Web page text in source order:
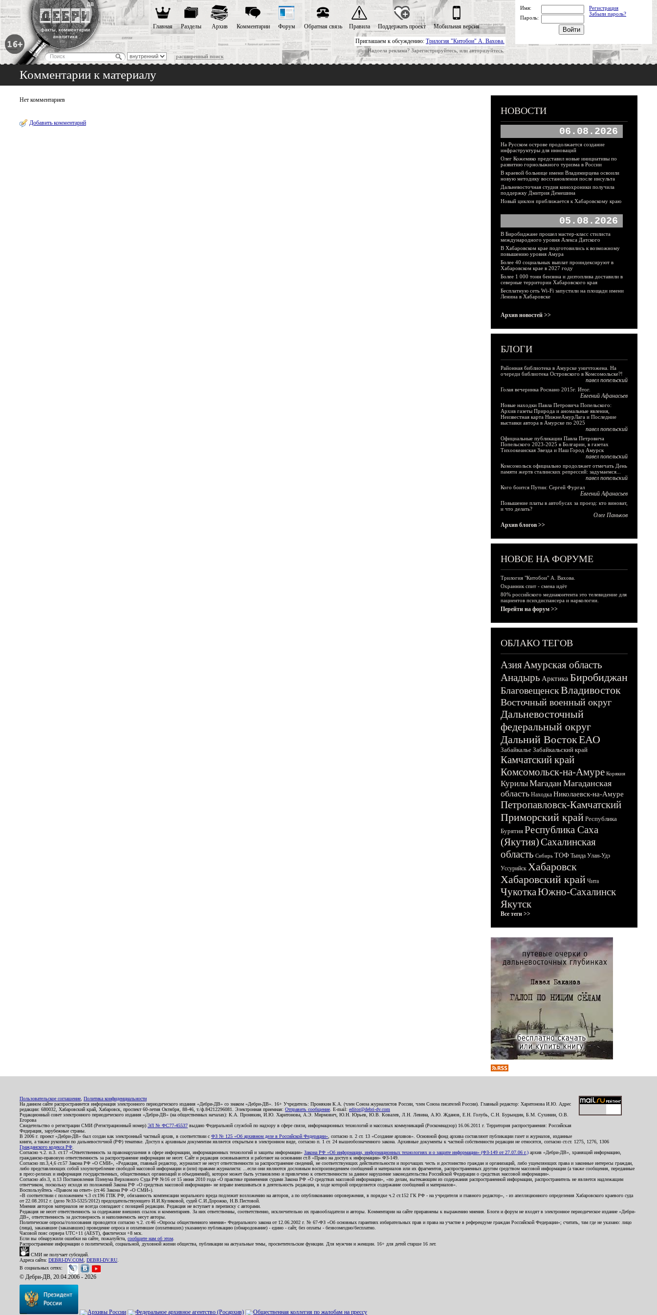
Приглашаем к обсуждению: Трилогия "Китобои" А. Вахова.
Надоела реклама? Зарегистрируйтесь, или авторизуйтесь.
расширенный поиск
Главная Разделы Архив Комментарии Форум Обратная связь Правила Поддержать проект Мобильная версия
Имя:
Регистрация
Забыли пароль?
Пароль:
Комментарии к материалу
Нет комментариев
Добавить комментарий
НОВОСТИ
06.08.2026
На Русском острове продолжается создание
инфраструктуры для инноваций
Олег Кожемяко представил новые инициативы по
развитию горнолыжного туризма в России
В краевой больнице имени Владимирцева освоили
новую методику восстановления после инсульта
Дальневосточная студия кинохроники получила
поддержку Дмитрия Демешина
Новый циклон приближается к Хабаровскому краю
05.08.2026
В Биробиджане прошел мастер-класс стилиста
международного уровня Алекса Датского
В Хабаровском крае подготовились к возможному
повышению уровня Амура
Более 40 социальных выплат проиндексируют в
Хабаровском крае в 2027 году
Более 1 000 тонн бензина и дизтоплива доставили в
северные территории Хабаровского края
Бесплатную сеть Wi-Fi запустили на площади имени
Ленина в Хабаровске
Архив новостей >>
БЛОГИ
Районная библиотека в Амурске уничтожена. На
очереди библиотека Островского в Комсомольске?!
павел попельский
Голая вечеринка Роснано 2015г. Итог.
Евгений Афанасьев
Новые находки Павла Петровича Попельского:
Архив газеты Природа и аномальные явления,
Неизвестная карта НижнеАмурЛага и Последние
выставки автора в Амурске по 2025
павел попельский
Официальные публикации Павла Петровича
Попельского 2023-2025 в Болгарии, в газетах
Тихоокеанская Звезда и Наш Город Амурск
павел попельский
Комсомольск официально продолжает отмечать День
памяти жертв сталинских репрессий: задумаемся...
павел попельский
Кого боится Путин: Сергей Фургал
Евгений Афанасьев
Повышение платы в автобусах за проезд: кто виноват,
и что делать?
Олег Паньков
Архив блогов >>
НОВОЕ НА ФОРУМЕ
Трилогия "Китобои" А. Вахова.
Охранник спит - смена идёт
80% российского медиаконтента это телевидение для
пациентов психдиспансера и наркологии.
Перейти на форум >>
ОБЛАКО ТЕГОВ
АзияАмурская область
Анадырь Арктика Биробиджан
БлаговещенскВладивосток
Восточный военный округ
Дальневосточный
федеральный округ
Дальний ВостокЕАО
Забайкалье Забайкальский край
Камчатский край
Комсомольск-на-Амуре Корякия
КурилыМагадан Магаданская
область Находка Николаевск-на-Амуре
Петропавловск-Камчатский
Приморский край Республика
Бурятия Республика Саха
(Якутия)Сахалинская
область Сибирь ТОФ Тында Улан-Удэ
Уссурийск Хабаровск
Хабаровский край Чита
ЧукоткаЮжно-Сахалинск
Якутск
Все теги >>
Пользовательское соглашение Политика конфиденциальности
На данном сайте распространяется информация электронного периодического издания «Дебри-ДВ» со знаком «Дебри-ДВ». 16+ Учредитель: Пронякин К.А. (член Союза журналистов России, член Союза писателей России). Главный редактор: Харитонова И.Ю. Адрес
редакции: 680032, Хабаровский край, Хабаровск, проспект 60-летия Октября, 88-46, т./ф.84212296081. Электронная приемная: Отправить сообщение . E-mail: editor@debri-dv.com
Редакционный совет электронного периодического издания «Дебри-ДВ» (на общественных началах): К.А. Пронякин, И.Ю. Харитонова, А.Э. Мирмович, Ю.Н. Юрьев, Ю.В. Ковалев, Л.Н. Левина, А.Ю. Жданов, Е.Н. Голубь, С.Н. Бурындин, Б.М. Сухинин, О.В.
Егорова
Свидетельство о регистрации СМИ (Регистрационный номер) ЭЛ № ФС77-45537 выдано Федеральной службой по надзору в сфере связи, информационных технологий и массовых коммуникаций (Роскомнадзор) 16.06.2011 г. Территория распространения: Российская
Федерация, зарубежные страны.
В 2006 г. проект «Дебри-ДВ» был создан как электронный частный архив, в соответствии с ФЗ № 125 «Об архивном деле в Российской Федерации» , согласно п. 2 ст. 13 «Создание архивов». Основной фонд архива составляют публикации газет и журналов, изданные
книги, а также рукописи по дальневосточной (РФ) тематике. Доступ к архивным документам является открытым в электронном виде, согласно п. 1 ст. 24 вышеобозначенного закона. Архивные документы к частной собственности редакции не относятся, согласно ст.ст. 1275, 1276, 1306
Гражданского кодекса РФ
Согласно ч.2. п.3. ст.17 «Ответственность за правонарушения в сфере информации, информационных технологий и защиты информации» Закона РФ «Об информации, информационных технологиях и о защите информации» (ФЗ-149 от 27.07.06 г.) архив «Дебри-ДВ», хранящий информацию,
гражданско-правовую ответственность за распространение информации не несет. Сайт и редакция основываются и работают на основании ст.8 «Право на доступ к информации» ФЗ-149.
Согласно пп.3,4,6 ст.57 Закона РФ «О СМИ», «Редакция, главный редактор, журналист не несут ответственности за распространение сведений, не соответствующих действительности и порочащих честь и достоинство граждан и организаций, либо ущемляющих права и законные интересы граждан,
либо представляющих собой злоупотребление свободой массовой информации и (или) правами журналиста: ...если они являются дословным воспроизведением сообщений и материалов или их фрагментов, распространенных другим средством массовой информации (а также сообщения, переданные
в пресс-релизах и информация государственных, общественных организаций и объединений), которое может быть установлено и привлечено к ответственности за данное нарушение законодательства Российской Федерации о средствах массовой информации».
Согласно абз.3, п.13 Постановления Пленума Верховного Суда РФ №16 от 15 июня 2010 года «О практике применения судами Закона РФ «О средствах массовой информации», «по делам, вытекающим из содержания распространенной информации, распространитель не является надлежащим
ответчиком, поскольку исходя из положений Закона РФ «О средствах массовой информации» не вправе вмешиваться в деятельность редакции, в ходе которой определяется содержание сообщений и материалов».
Воспользуйтесь «Правом на ответ» (ст.46 Закона РФ «О СМИ»).
«В соответствии с положением ч.3 ст.196 ГПК РФ, обязанность компенсации морального вреда подлежит возложению на авторов, а по опубликованию опровержения, в порядке ч.2 ст.152 ГК РФ - на учредителя и главного редактор», - из апелляционного определения Хабаровского краевого суда
от 22.08.2012 г. (дело №33-5325/2012) председательствующего И.И.Куликовой, судей С.И.Дорожко, Н.В.Пестовой.
Мнения авторов материалов не всегда совпадают с позицией редакции. Редакция не вступает в переписку с авторами.
Редакция не несет ответственность за содержание внешних ссылок и комментариев. За них ответственны, соответственно, исключительно их правообладатели и авторы. Комментарии на сайте приравнены к выражению мнения. Блоги и форум не входят в электронное периодическое издание «Дебри-
ДВ», ответственность за достоверность и наполняемость несут авторы.
Политические опросы/голосования проводятся согласно ч.2. ст.46 «Опросы общественного мнения» Федерального закона от 12.06.2002 г. № 67-ФЗ «Об основных гарантиях избирательных прав и права на участие в референдуме граждан Российской Федерации»; считать, там где не указано: лицо
(лица), заказавшее (заказавших) проведение опроса и оплатившее (оплативших) указанную публикацию (обнародование) - едино - сайт, без оплаты - безвозмездно/бесплатно.
Часовой пояс сервера UTC+11 (AEST), фактически +8 мск.
Если вы обнаружили ошибки на сайте, пожалуйста, сообщите нам об этом
Распространение информации о политической, социальной, духовной жизни общества, публикации на актуальные темы, просветительские функции. Для мужчин и женщин. 16+ для детей старше 16 лет.
СМИ не получает субсидий.
Адреса сайта: DEBRI-DV.COM DEBRI-DV.RU
В социальных сетях:
© Дебри-ДВ, 20.04.2006 - 2026